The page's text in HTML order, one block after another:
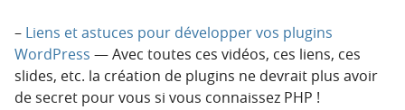
– Liens et astuces pour développer vos plugins
WordPress — Avec toutes ces vidéos, ces liens, ces
slides, etc. la création de plugins ne devrait plus avoir
de secret pour vous si vous connaissez PHP !